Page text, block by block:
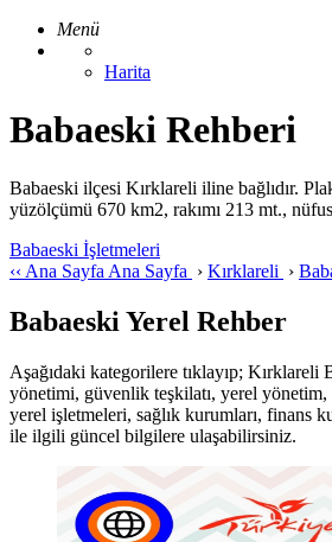
Menü
Harita
Babaeski Rehberi
Babaeski ilçesi Kırklareli iline bağlıdır.
yüzölçümü 670 km2, rakımı 213 mt.,
Babaeski İşletmeleri
‹‹ Ana Sayfa Ana Sayfa › Kırklareli ›
Babaeski Yerel Rehber
Aşağıdaki kategorilere tıklayıp; Kırklareli
yönetimi, güvenlik teşkilatı, yerel yönetim,
yerel işletmeleri, sağlık kurumları, finans
ile ilgili güncel bilgilere ulaşabilirsiniz.